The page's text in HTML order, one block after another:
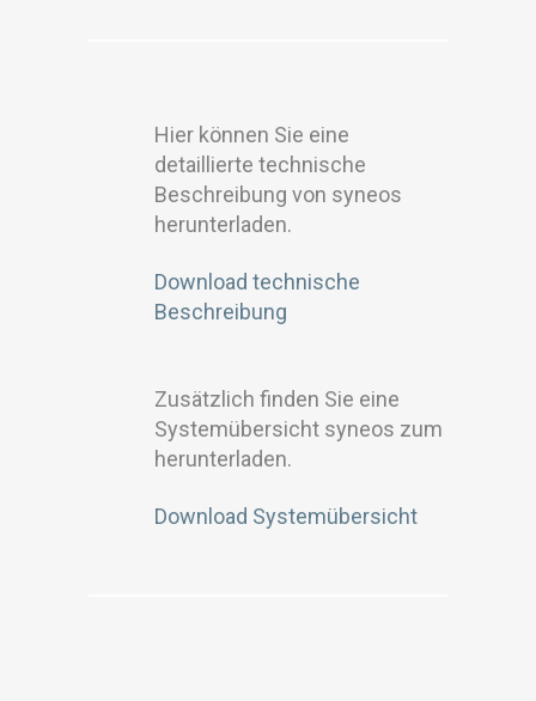
Hier können Sie eine
detaillierte technische
Beschreibung von syneos
herunterladen.
Download technische
Beschreibung
Zusätzlich finden Sie eine
Systemübersicht syneos zum
herunterladen.
Download Systemübersicht